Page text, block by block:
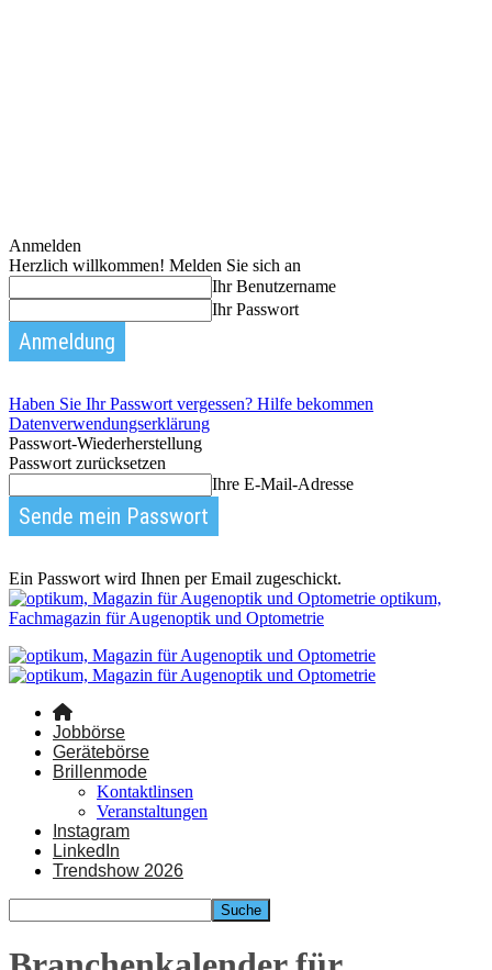
Anmelden
Herzlich willkommen! Melden Sie sich an
Ihr Benutzername
Ihr Passwort
Haben Sie Ihr Passwort vergessen? Hilfe bekommen
Datenverwendungserklärung
Passwort-Wiederherstellung
Passwort zurücksetzen
Ihre E-Mail-Adresse
Ein Passwort wird Ihnen per Email zugeschickt.
optikum,
Fachmagazin für Augenoptik und Optometrie
Jobbörse
Gerätebörse
Brillenmode
Kontaktlinsen
Veranstaltungen
Instagram
LinkedIn
Trendshow 2026